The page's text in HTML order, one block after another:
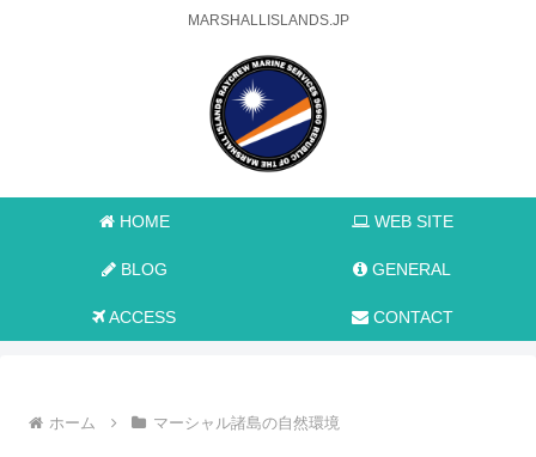
MARSHALLISLANDS.JP
HOME WEB SITE
BLOG GENERAL
ACCESS CONTACT
ホーム マーシャル諸島の自然環境